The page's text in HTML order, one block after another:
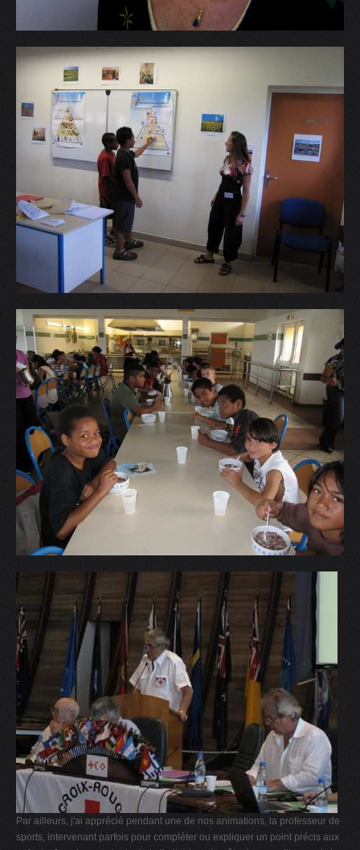
Par ailleurs, j'ai apprécié pendant une de nos animations, la professeur de
sports, intervenant parfois pour compléter ou expliquer un point précis aux